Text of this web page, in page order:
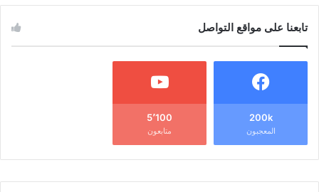
تابعنا على مواقع التواصل
200k
المعجبون
5٬100
متابعون